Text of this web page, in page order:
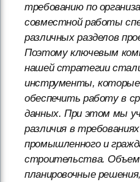
требованию по
совместной работы
различных разделов
Поэтому ключевым
нашей стратегии
инструменты,
обеспечить работу в
данных. При этом мы
различия в требованиях
промышленного и
строительства.
планировочные